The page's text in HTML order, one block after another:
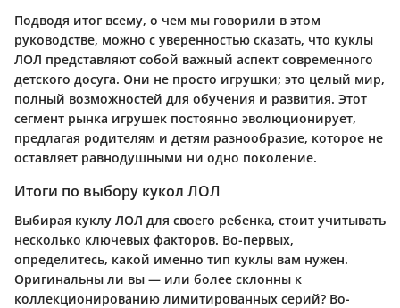
Подводя итог всему, о чем мы говорили в этом
руководстве, можно с уверенностью сказать, что куклы
ЛОЛ представляют собой важный аспект современного
детского досуга. Они не просто игрушки; это целый мир,
полный возможностей для обучения и развития. Этот
сегмент рынка игрушек постоянно эволюционирует,
предлагая родителям и детям разнообразие, которое не
оставляет равнодушными ни одно поколение.
Итоги по выбору кукол ЛОЛ
Выбирая куклу ЛОЛ для своего ребенка, стоит учитывать
несколько ключевых факторов. Во-первых,
определитесь, какой именно тип куклы вам нужен.
Оригинальны ли вы — или более склонны к
коллекционированию лимитированных серий? Во-